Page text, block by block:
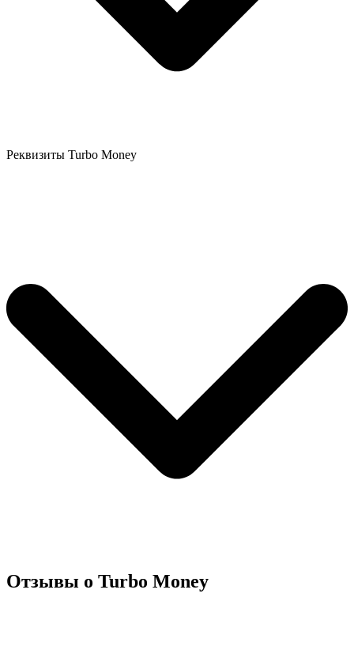
Реквизиты Turbo Money
Отзывы о Turbo Money